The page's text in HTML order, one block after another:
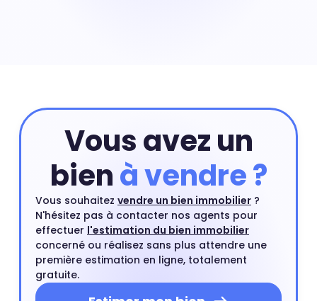
Vous avez un
bienà vendre ?
Vous souhaitez vendre un bien immobilier ?
N'hésitez pas à contacter nos agents pour
effectuer l'estimation du bien immobilier
concerné ou réalisez sans plus attendre une
première estimation en ligne, totalement
gratuite.